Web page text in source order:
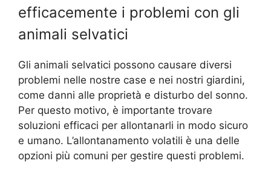
efficacemente i problemi con gli
animali selvatici
Gli animali selvatici possono causare diversi
problemi nelle nostre case e nei nostri giardini,
come danni alle proprietà e disturbo del sonno.
Per questo motivo, è importante trovare
soluzioni efficaci per allontanarli in modo sicuro
e umano. L’allontanamento volatili è una delle
opzioni più comuni per gestire questi problemi.